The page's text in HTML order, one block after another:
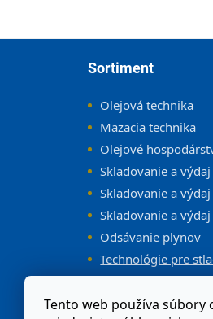
Tento web používa
Sortiment
Olejová technika
Mazacia technika
Olejové
Skladovanie a
Skladovanie a
Skladovanie a
Odsávanie plynov
Technológie pre
Vybavenie dielne a